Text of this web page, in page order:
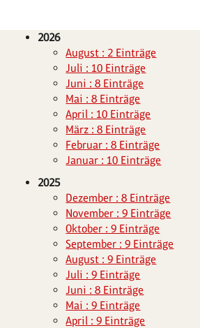
2026
August : 2 Einträge
Juli : 10 Einträge
Juni : 8 Einträge
Mai : 8 Einträge
April : 10 Einträge
März : 8 Einträge
Februar : 8 Einträge
Januar : 10 Einträge
2025
Dezember : 8 Einträge
November : 9 Einträge
Oktober : 9 Einträge
September : 9 Einträge
August : 9 Einträge
Juli : 9 Einträge
Juni : 8 Einträge
Mai : 9 Einträge
April : 9 Einträge